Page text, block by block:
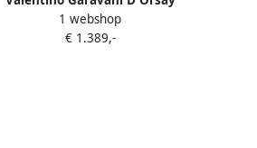
pumps Roze
1 webshop
€ 1.389,-